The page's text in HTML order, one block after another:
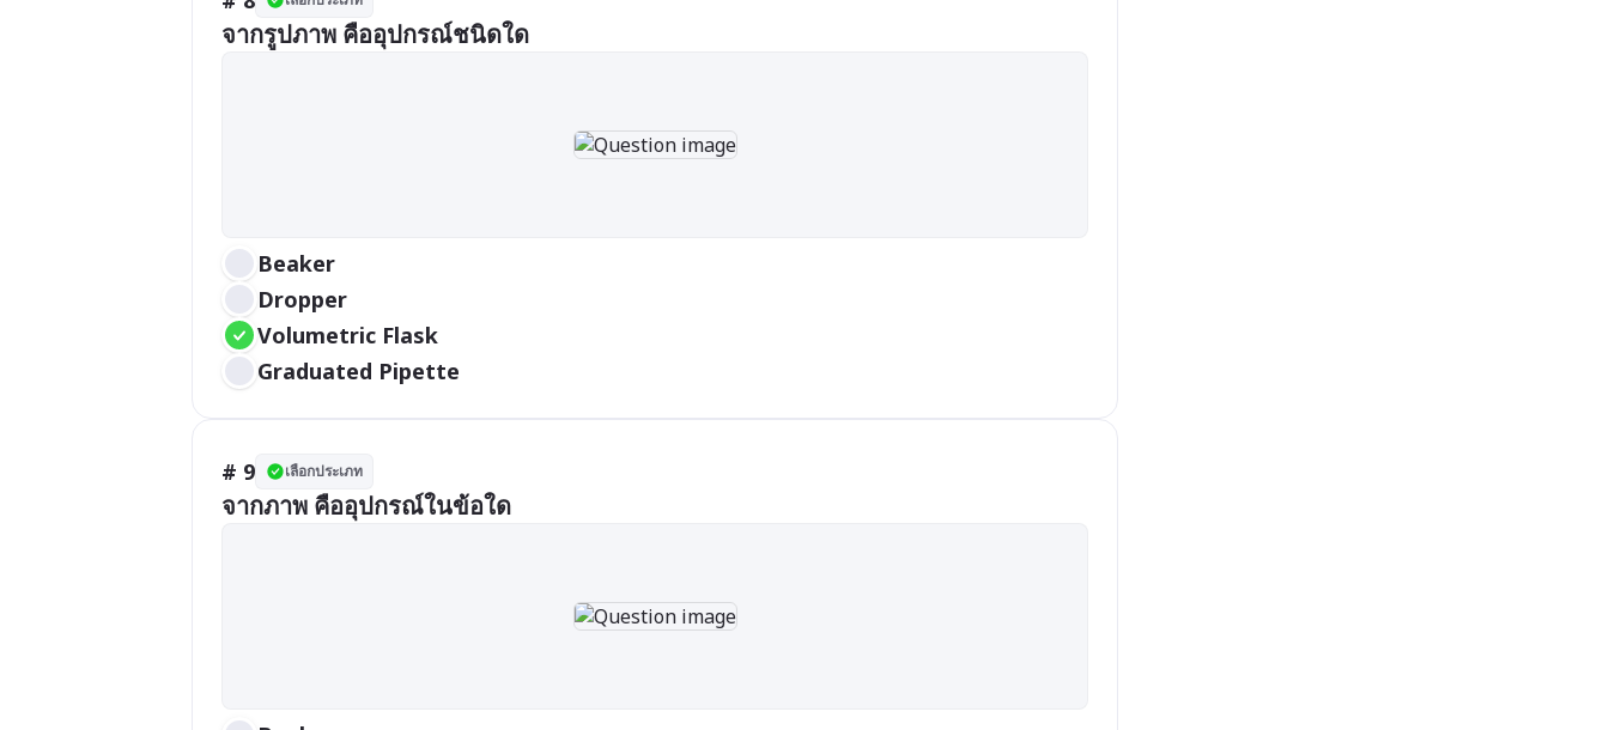
จากรูปภาพ คืออุปกรณ์ชนิดใด
Beaker
Dropper
Volumetric Flask
Graduated Pipette
# 9 เลือกประเภท
จากภาพ คืออุปกรณ์ในข้อใด